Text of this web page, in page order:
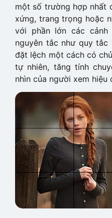
một số trường hợp nhất
xứng, trang trọng hoặc
với phần lớn các
nguyên tắc như quy
đặt lệch một cách có
tự nhiên, tăng tính
nhìn của người xem hiệu